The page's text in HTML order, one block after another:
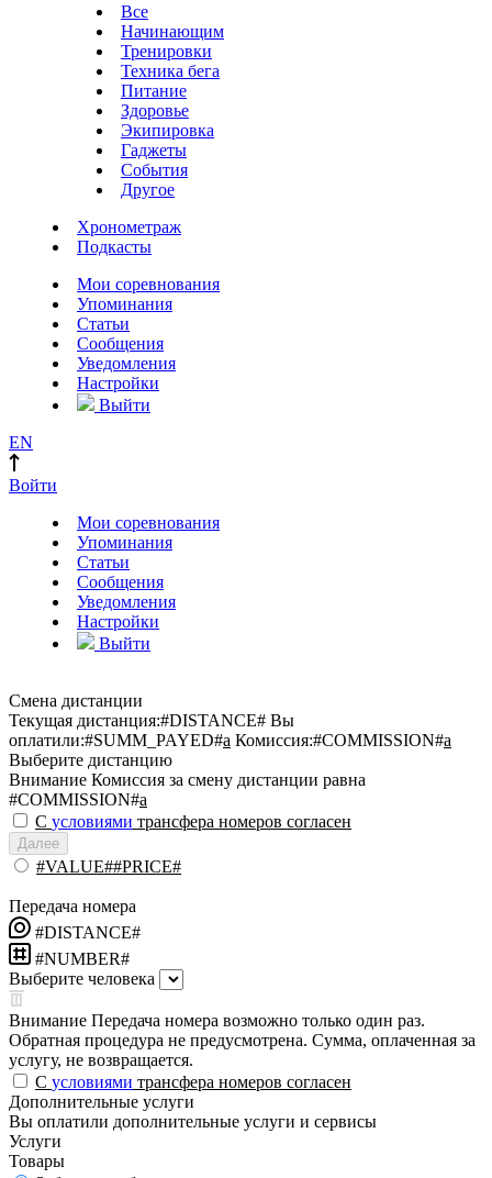
Все
Начинающим
Тренировки
Техника бега
Питание
Здоровье
Экипировка
Гаджеты
События
Другое
Хронометраж
Подкасты
Мои соревнования
Упоминания
Статьи
Сообщения
Уведомления
Настройки
Выйти
EN
Войти
Мои соревнования
Упоминания
Статьи
Сообщения
Уведомления
Настройки
Выйти
Смена дистанции
Текущая дистанция:#DISTANCE# Вы
оплатили:#SUMM_PAYED#a Комиссия:#COMMISSION#a
Выберите дистанцию
Внимание Комиссия за смену дистанции равна
#COMMISSION#a
С условиями трансфера номеров согласен
Далее
#VALUE##PRICE#
Передача номера
#DISTANCE#
#NUMBER#
Выберите человека
Внимание Передача номера возможно только один раз.
Обратная процедура не предусмотрена. Сумма, оплаченная за
услугу, не возвращается.
С условиями трансфера номеров согласен
Дополнительные услуги
Вы оплатили дополнительные услуги и сервисы
Услуги
Товары